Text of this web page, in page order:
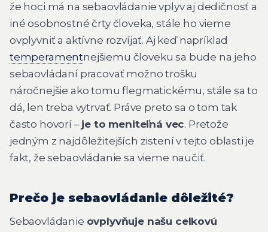
že hoci má na sebaovládanie vplyv aj dedičnosť a
iné osobnostné črty človeka, stále ho vieme
ovplyvniť a aktívne rozvíjať. Aj keď napríklad
temperamentnejšiemu človeku sa bude na jeho
sebaovládaní pracovať možno trošku
náročnejšie ako tomu flegmatickému, stále sa to
dá, len treba vytrvať. Práve preto sa o tom tak
často hovorí – je to meniteľná vec. Pretože
jedným z najdôležitejších zistení v tejto oblasti je
fakt, že sebaovládanie sa vieme naučiť.
Prečo je sebaovládanie dôležité?
Sebaovládanie ovplyvňuje našu celkovú